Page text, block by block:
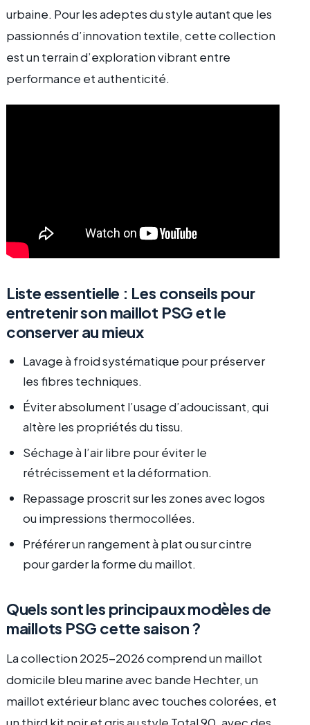
urbaine. Pour les adeptes du style autant que les
passionnés d’innovation textile, cette collection
est un terrain d’exploration vibrant entre
performance et authenticité.
Liste essentielle : Les conseils pour
entretenir son maillot PSG et le
conserver au mieux
Lavage à froid systématique pour préserver
les fibres techniques.
Éviter absolument l’usage d’adoucissant, qui
altère les propriétés du tissu.
Séchage à l’air libre pour éviter le
rétrécissement et la déformation.
Repassage proscrit sur les zones avec logos
ou impressions thermocollées.
Préférer un rangement à plat ou sur cintre
pour garder la forme du maillot.
Quels sont les principaux modèles de
maillots PSG cette saison ?
La collection 2025-2026 comprend un maillot
domicile bleu marine avec bande Hechter, un
maillot extérieur blanc avec touches colorées, et